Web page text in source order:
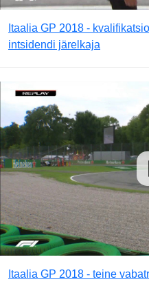
Itaalia GP 2018 -
intsidendi järelkaja
Itaalia GP 2018 - teine